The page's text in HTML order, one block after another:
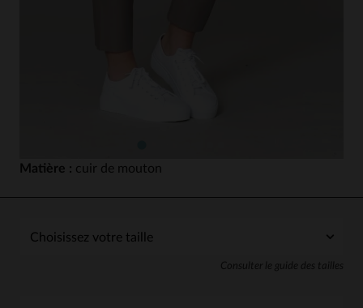
Matière : cuir de mouton
Consulter le guide des tailles